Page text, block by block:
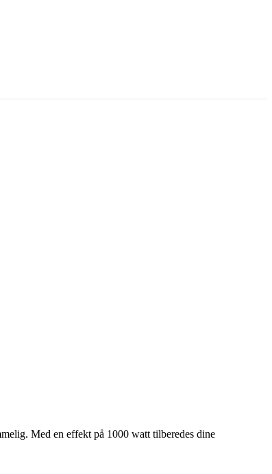
Med en effekt på 1000 watt tilberedes dine